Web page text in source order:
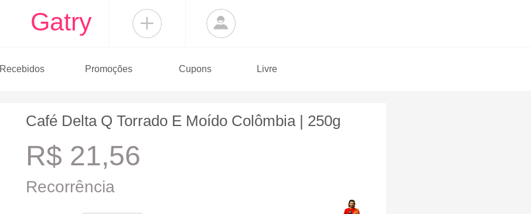
Gatry
Recebidos Promoções Cupons Livre
Café Delta Q Torrado E Moído Colômbia | 250g
R$ 21,56
Recorrência